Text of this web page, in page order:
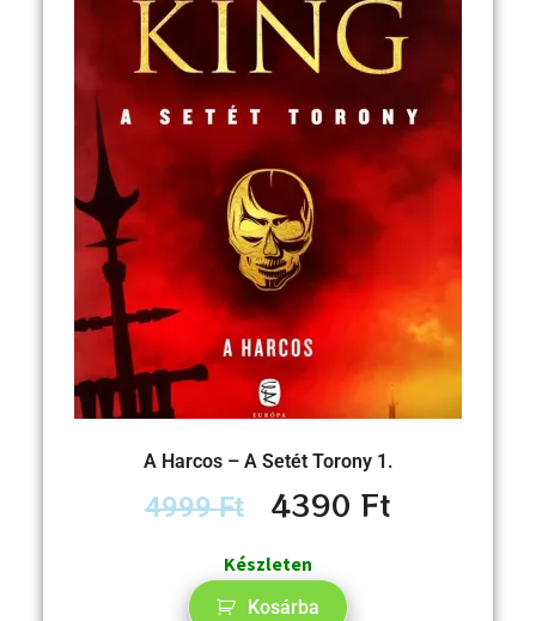
A Harcos – A Setét Torony 1.
4999Ft 4390Ft
Készleten
Kosárba